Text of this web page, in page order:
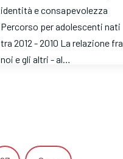
identità e consapevolezza
Percorso per adolescenti nati
tra 2012 - 2010 La relazione fra
noi e gli altri - al…